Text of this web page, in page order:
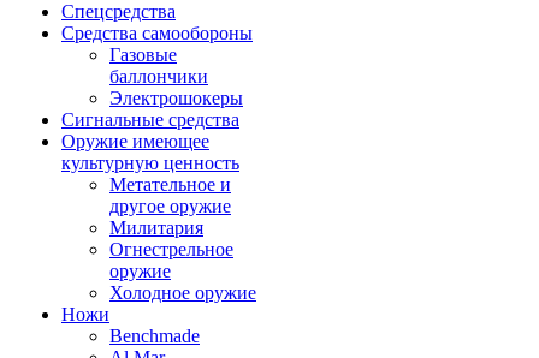
Спецсредства
Средства самообороны
Газовые
баллончики
Электрошокеры
Сигнальные средства
Оружие имеющее
культурную ценность
Метательное и
другое оружие
Милитария
Огнестрельное
оружие
Холодное оружие
Ножи
Benchmade